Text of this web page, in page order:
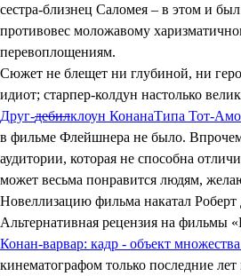
сестра-близнец Саломея – в этом и
противовес моложавому
перевоплощениям.
Сюжет не блещет ни глубиной, ни
идиот; старпер-колдун настолько
Друг-дебилклоун КонанаТипа Тот-
в фильме Флейшнера не было.
аудитории, которая не способна
может весьма понравится людям,
Новеллизацию фильма накатал
Альтернативная рецензия на фильмы
Конан-варвар: кадр - объект
кинематографом только последние